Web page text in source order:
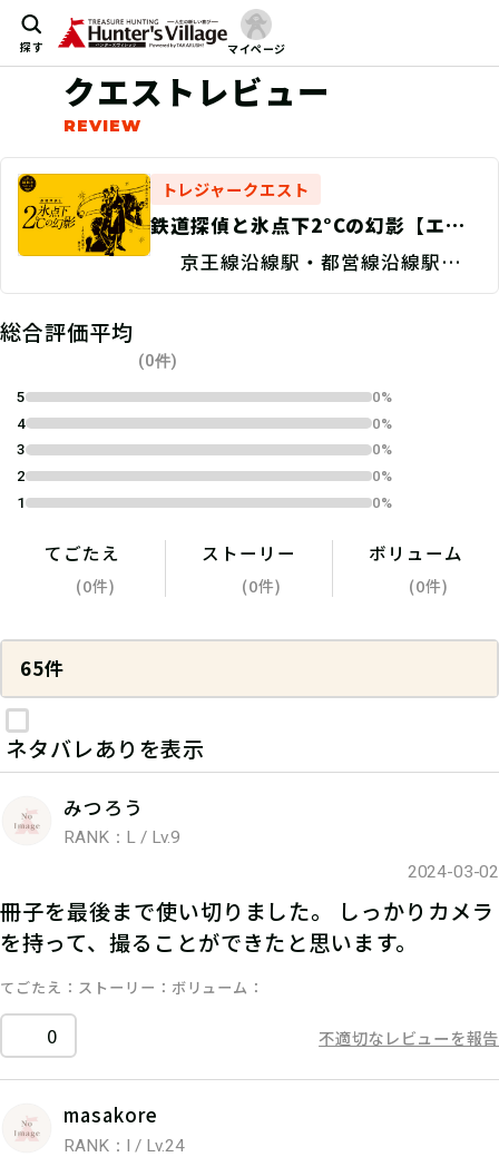
探す マイページ
クエストレビュー
トレジャークエスト
鉄道探偵と氷点下2°Cの幻影【エク
ストラ編】
京王線沿線駅・都営線沿線駅とそ
の周辺
総合評価平均
(0件)
5
0%
4
0%
3
0%
2
0%
1
0%
てごたえ
(0件)
ストーリー
(0件)
ボリューム
(0件)
65件
ネタバレありを表示
みつろう
RANK：L / Lv.9
2024-03-02
冊子を最後まで使い切りました。 しっかりカメラ
を持って、撮ることができたと思います。
てごたえ ストーリー ボリューム
0 不適切なレビューを報告
masakore
RANK：I / Lv.24